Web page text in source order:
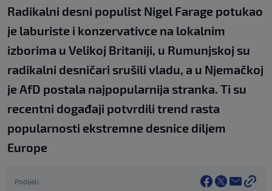
Radikalni desni populist Nigel Farage potukao
je laburiste i konzervativce na lokalnim
izborima u Velikoj Britaniji, u Rumunjskoj su
radikalni desničari srušili vladu, a u Njemačkoj
je AfD postala najpopularnija stranka. Ti su
recentni događaji potvrdili trend rasta
popularnosti ekstremne desnice diljem
Europe
Podijeli